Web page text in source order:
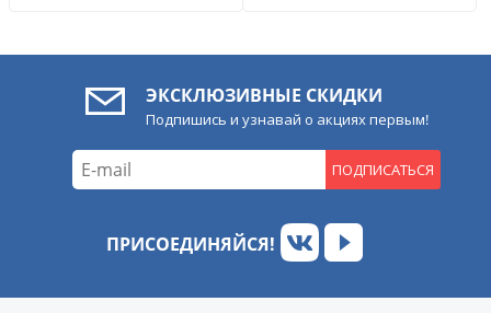
ЭКСКЛЮЗИВНЫЕ СКИДКИ
Подпишись и узнавай о акциях первым!
ПОДПИСАТЬСЯ
ПРИСОЕДИНЯЙСЯ!